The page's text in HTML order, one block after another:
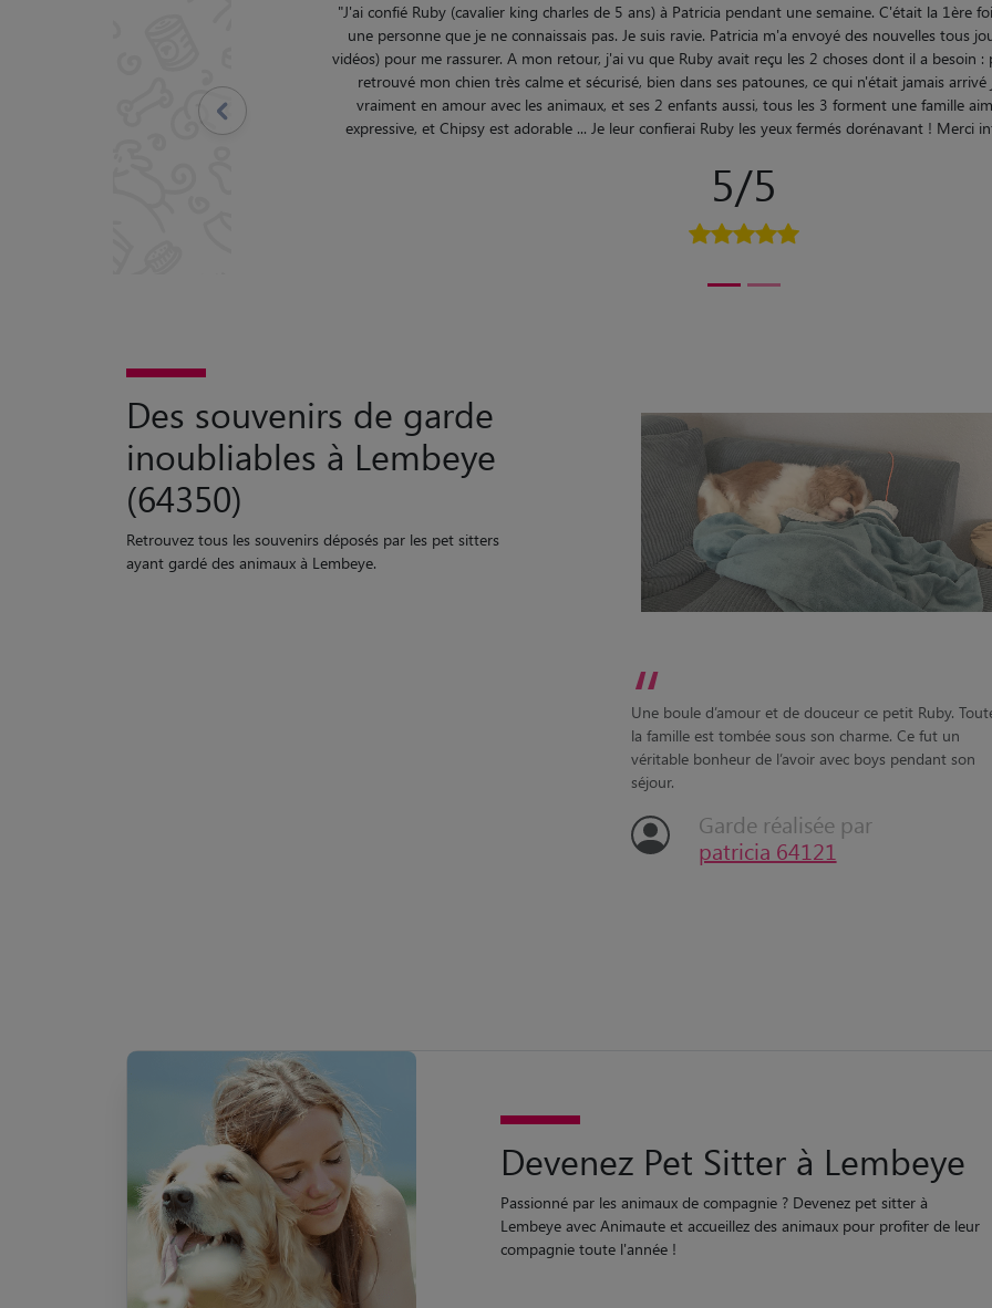
"famille exceptionnelle, à recommander absolument, message et photos régulières par sms
un grand merci pour la garde de mon chien"
5/5
Précédent
inoubliables à Lembeye
(64350)
Retrouvez tous les souvenirs déposés par les pet sitters
ayant gardé des animaux à Lembeye.
“
Une boule d’amour et de douceur ce petit Ruby.
séjour.
Garde réalisée par
patricia 64121
compagnie toute l'année !